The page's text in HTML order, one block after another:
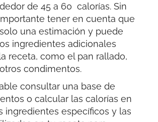
de 45 a 60 calorías. Sin
tener en cuenta que
una estimación y puede
ingredientes adicionales
receta, como el pan rallado,
condimentos.
consultar una base de
o calcular las calorías en
ingredientes específicos y las